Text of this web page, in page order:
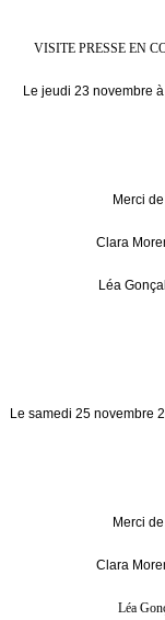
VISITE PRESSE EN
Le jeudi 23 novembre
Merci
Clara
Léa
Le samedi 25 novembre
Merci
Clara
Léa